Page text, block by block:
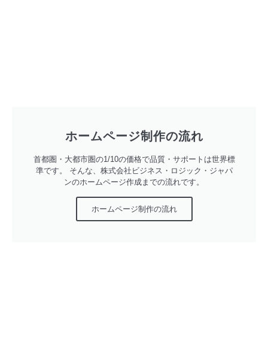
ホームページ制作の流れ
首都圏・大都市圏の1/10の価格で品質・サポートは世界標
準です。 そんな、株式会社ビジネス・ロジック・ジャパ
ンのホームページ作成までの流れです。
ホームページ制作の流れ